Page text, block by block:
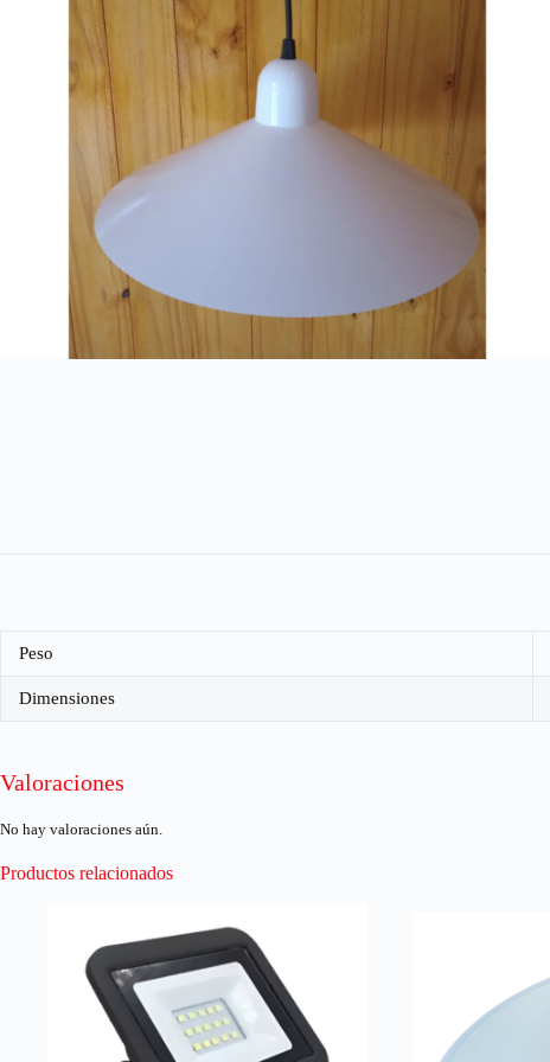
Peso
Dimensiones
Valoraciones
No hay valoraciones aún.
Productos relacionados